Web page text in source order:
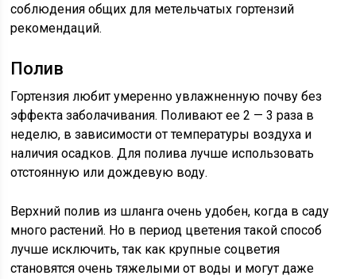
соблюдения общих для метельчатых гортензий
рекомендаций.
Полив
Гортензия любит умеренно увлажненную почву без
эффекта заболачивания. Поливают ее 2 — 3 раза в
неделю, в зависимости от температуры воздуха и
наличия осадков. Для полива лучше использовать
отстоянную или дождевую воду.
Верхний полив из шланга очень удобен, когда в саду
много растений. Но в период цветения такой способ
лучше исключить, так как крупные соцветия
становятся очень тяжелыми от воды и могут даже